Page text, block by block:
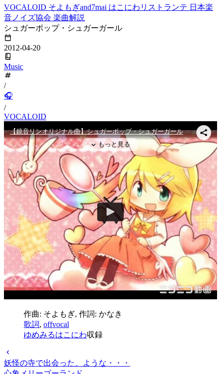
VOCALOID そよもぎand7mai はこにわリストランテ 日本楽
音ノイズ協会 楽曲解説
シュガーポップ・シュガーガール
2012-04-20
Music
/
🎧
/
VOCALOID
作曲: そよもぎ, 作詞: かなき
歌詞, offvocal
ゆめみるはこにわ収録
妖怪の寺で出会った、ような・・・